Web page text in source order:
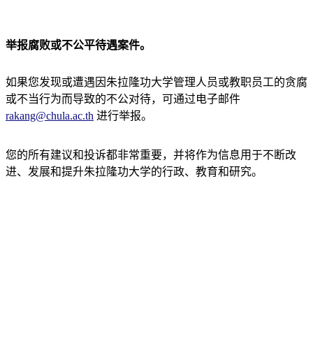
举报腐败或不公平待遇案件。
如果您发现或遭遇因朱拉隆功大学管理人员或教职员工的贪腐
或不当行为而导致的不公对待，可通过电子邮件
rakang@chula.ac.th 进行举报。
您的所有建议和投诉都非常重要，并将作为信息用于不断改
进、发展和提升朱拉隆功大学的行政、教育和研究。